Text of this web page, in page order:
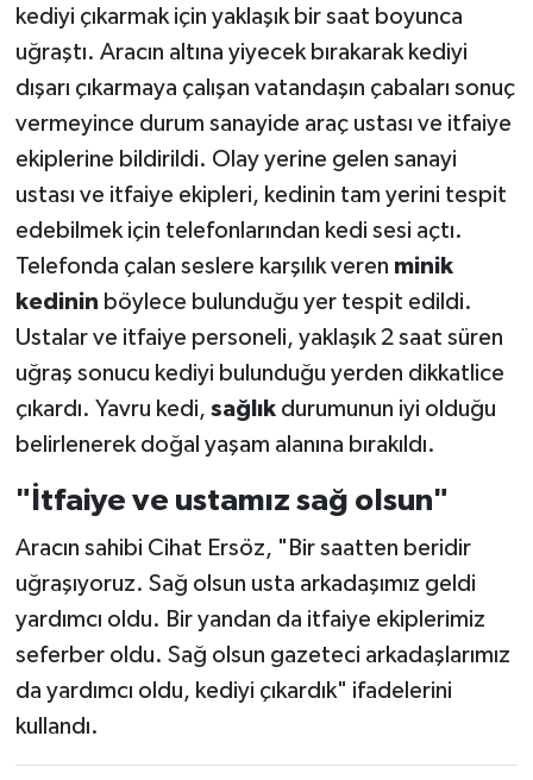
kediyi çıkarmak için yaklaşık bir saat boyunca
uğraştı. Aracın altına yiyecek bırakarak kediyi
dışarı çıkarmaya çalışan vatandaşın çabaları sonuç
vermeyince durum sanayide araç ustası ve itfaiye
ekiplerine bildirildi. Olay yerine gelen sanayi
ustası ve itfaiye ekipleri, kedinin tam yerini tespit
edebilmek için telefonlarından kedi sesi açtı.
Telefonda çalan seslere karşılık veren minik
kedinin böylece bulunduğu yer tespit edildi.
Ustalar ve itfaiye personeli, yaklaşık 2 saat süren
uğraş sonucu kediyi bulunduğu yerden dikkatlice
çıkardı. Yavru kedi, sağlık durumunun iyi olduğu
belirlenerek doğal yaşam alanına bırakıldı.
"İtfaiye ve ustamız sağ olsun"
Aracın sahibi Cihat Ersöz, "Bir saatten beridir
uğraşıyoruz. Sağ olsun usta arkadaşımız geldi
yardımcı oldu. Bir yandan da itfaiye ekiplerimiz
seferber oldu. Sağ olsun gazeteci arkadaşlarımız
da yardımcı oldu, kediyi çıkardık" ifadelerini
kullandı.